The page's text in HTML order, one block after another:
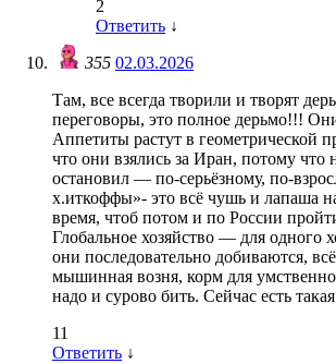
2
Ответить ↓
355 02.03.2026
Там, все всегда творили и творят
переговоры, это полное дерьмо!!!
Аппетиты растут в геометрической
что они взялись за Иран, потому что
остановил — по-серьёзному, по-
х.иткоффы»- это всё чушь и лапаша
время, чтоб потом и по России
Глобальное хозяйство — для одного
они последовательно добиваются,
мышинная возня, корм для
надо и сурово бить. Сейчас есть
11
Ответить ↓